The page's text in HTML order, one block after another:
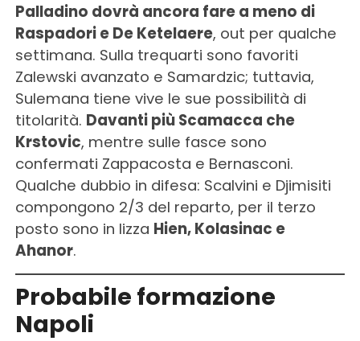
Palladino dovrà ancora fare a meno di
Raspadori e De Ketelaere, out per qualche
settimana. Sulla trequarti sono favoriti
Zalewski avanzato e Samardzic; tuttavia,
Sulemana tiene vive le sue possibilità di
titolarità. Davanti più Scamacca che
Krstovic, mentre sulle fasce sono
confermati Zappacosta e Bernasconi.
Qualche dubbio in difesa: Scalvini e Djimisiti
compongono 2/3 del reparto, per il terzo
posto sono in lizza Hien, Kolasinac e
Ahanor.
Probabile formazione
Napoli